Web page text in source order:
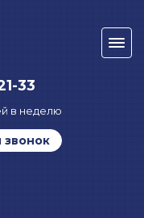
33
в неделю
звонок